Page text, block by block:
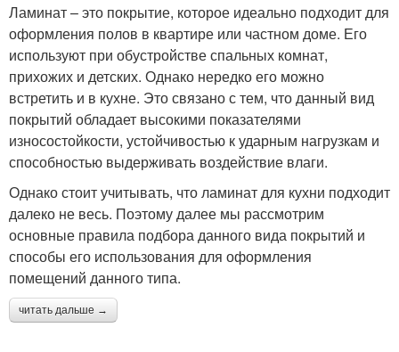
Ламинат – это покрытие, которое идеально подходит для
оформления полов в квартире или частном доме. Его
используют при обустройстве спальных комнат,
прихожих и детских. Однако нередко его можно
встретить и в кухне. Это связано с тем, что данный вид
покрытий обладает высокими показателями
износостойкости, устойчивостью к ударным нагрузкам и
способностью выдерживать воздействие влаги.
Однако стоит учитывать, что ламинат для кухни подходит
далеко не весь. Поэтому далее мы рассмотрим
основные правила подбора данного вида покрытий и
способы его использования для оформления
помещений данного типа.
читать дальше →